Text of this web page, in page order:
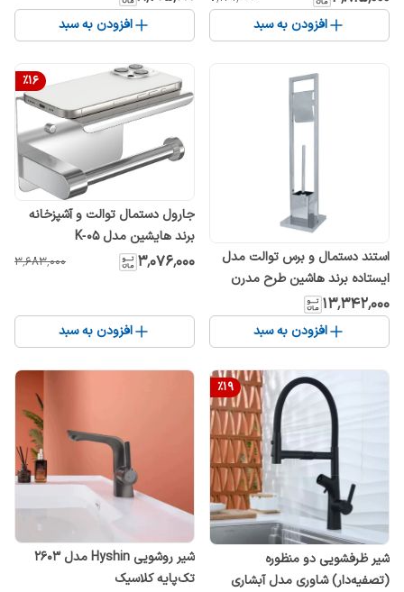
افزودن به سبد افزودن به سبد
استند دستمال و برس توالت مدل
ایستاده برند هاشین طرح مدرن
۱۳٬۳۴۲٬۰۰۰
افزودن به سبد
%16
جارول دستمال توالت و آشپزخانه
برند هایشین مدل K‑05
۳٬۰۷۶٬۰۰۰ ۳٬۶۸۳٬۰۰۰
افزودن به سبد
%19
شیر ظرفشویی دو منظوره
(تصفیه‌دار) شاوری مدل آبشاری
شیر روشویی Hyshin مدل 2603
تک‌پایه کلاسیک